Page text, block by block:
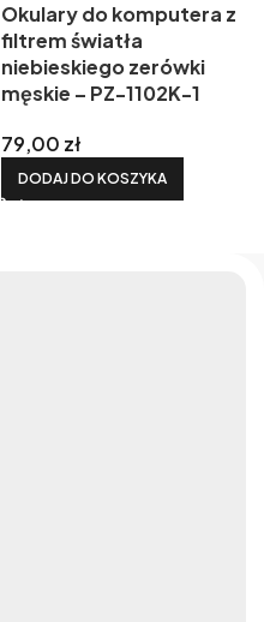
Okulary do komputera z
filtrem światła
niebieskiego zerówki
męskie – PZ-1102K-1
79,00 zł
DODAJ DO KOSZYKA